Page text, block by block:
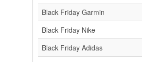
Black Friday Garmin
Black Friday Nike
Black Friday Adidas